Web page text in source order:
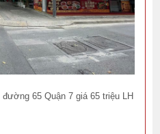
65 Quận 7 giá 65 triệu LH